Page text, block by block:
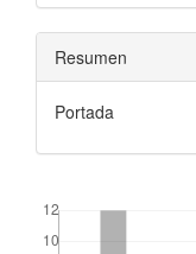
Resumen
Portada